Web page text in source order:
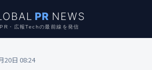
20日 08:24